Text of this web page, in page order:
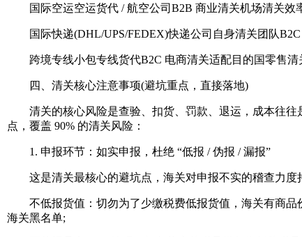
国际空运空运货代 / 航空公司B2B 商业清关机场清关效
国际快递(DHL/UPS/FEDEX)快递公司自身清关团队B2C
跨境专线小包专线货代B2C 电商清关适配目的国零售清
四、清关核心注意事项(避坑重点，直接落地)
清关的核心风险是查验、扣货、罚款、退运，成本往往
点，覆盖 90% 的清关风险：
1. 申报环节：如实申报，杜绝 “低报 / 伪报 / 漏报”
这是清关最核心的避坑点，海关对申报不实的稽查力度
不低报货值：切勿为了少缴税费低报货值，海关有商品
海关黑名单;